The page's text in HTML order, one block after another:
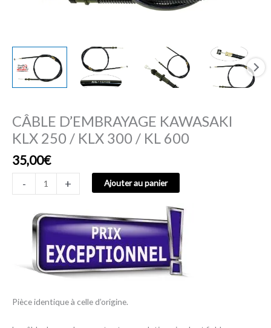
CÂBLE D’EMBRAYAGE KAWASAKI
KLX 250 / KLX 300 / KL 600
35,00€
- + Ajouter au panier
Pièce identique à celle d’origine.